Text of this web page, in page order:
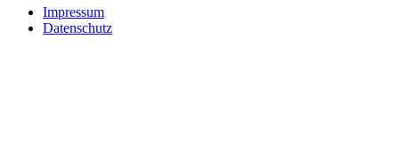
Impressum
Datenschutz